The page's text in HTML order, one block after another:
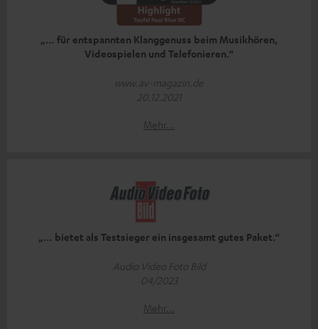
„… für entspannten Klanggenuss beim Musikhören,
Videospielen und Telefonieren.“
www.av-magazin.de
20.12.2021
Mehr...
„… bietet als Testsieger ein insgesamt gutes Paket.“
Audio Video Foto Bild
04/2023
Mehr...